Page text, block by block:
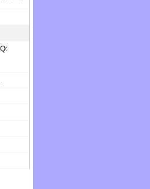
水平
酪
酰
，
休克